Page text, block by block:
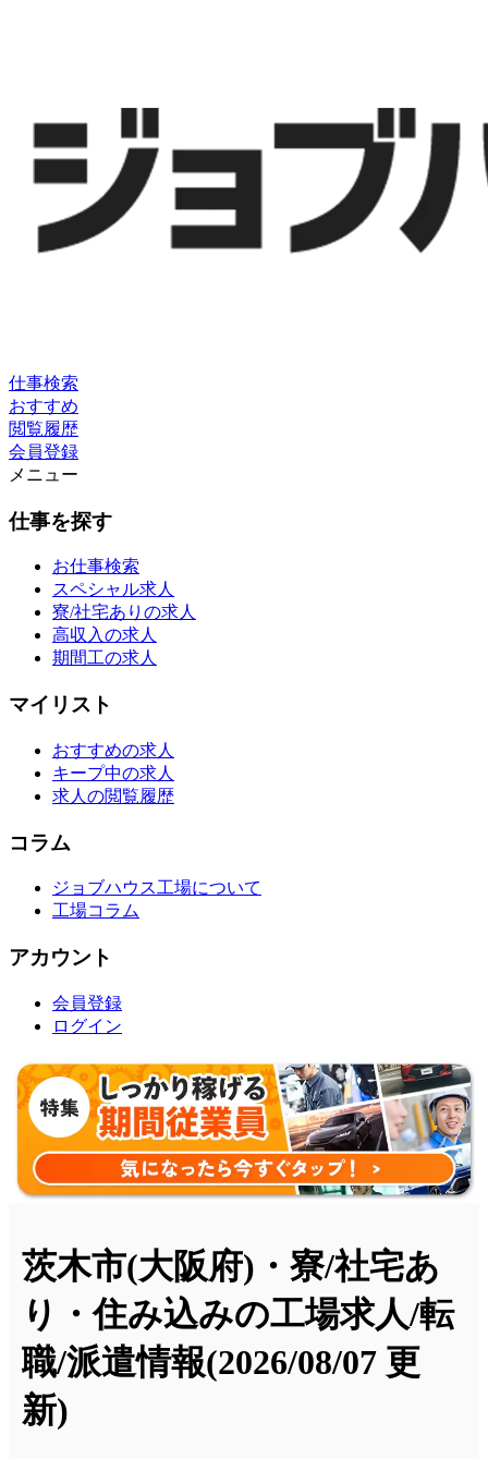
仕事検索
おすすめ
閲覧履歴
会員登録
メニュー
仕事を探す
お仕事検索
スペシャル求人
寮/社宅ありの求人
高収入の求人
期間工の求人
マイリスト
おすすめの求人
キープ中の求人
求人の閲覧履歴
コラム
ジョブハウス工場について
工場コラム
アカウント
会員登録
ログイン
茨木市(大阪府)・寮/社宅あ
り・住み込みの工場求人/転
職/派遣情報(2026/08/07 更
新)